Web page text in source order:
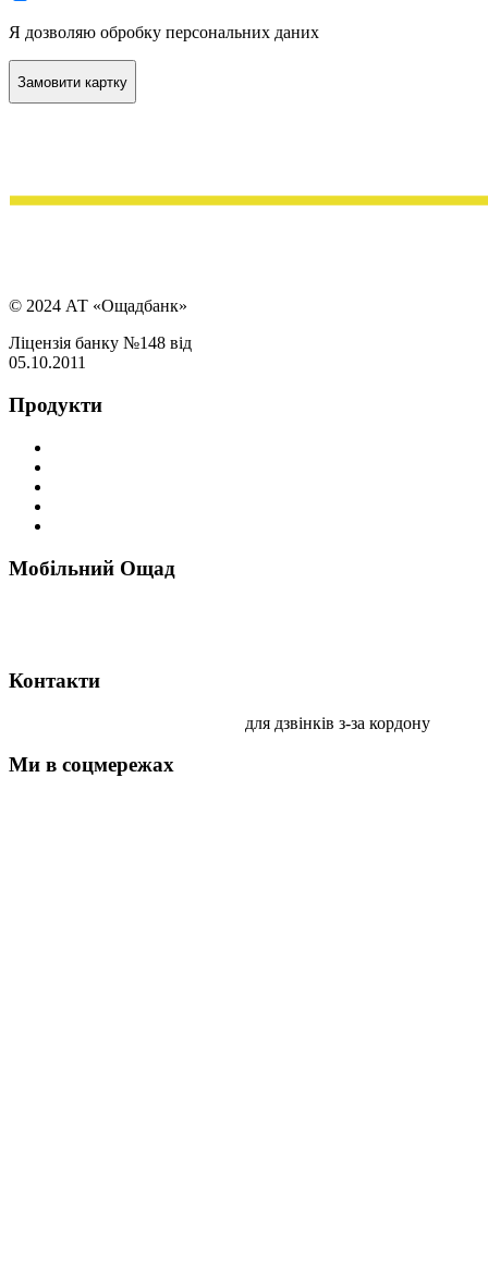
Я дозволяю обробку персональних даних
© 2024 АТ «Ощадбанк»
Ліцензія банку №148 від
05.10.2011
Продукти
Мобільний Ощад
Контакти
для дзвінків з-за кордону
Ми в соцмережах